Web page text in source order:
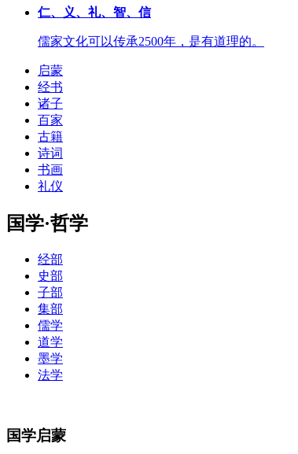
仁、义、礼、智、信
儒家文化可以传承2500年，是有道理的。
启蒙
经书
诸子
百家
古籍
诗词
书画
礼仪
国学·哲学
经部
史部
子部
集部
儒学
道学
墨学
法学
国学启蒙